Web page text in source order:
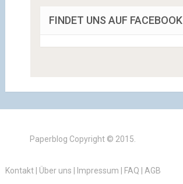
FINDET UNS AUF FACEBOOK
Paperblog Copyright © 2015.
Kontakt| Über uns Impressum FAQ AGB